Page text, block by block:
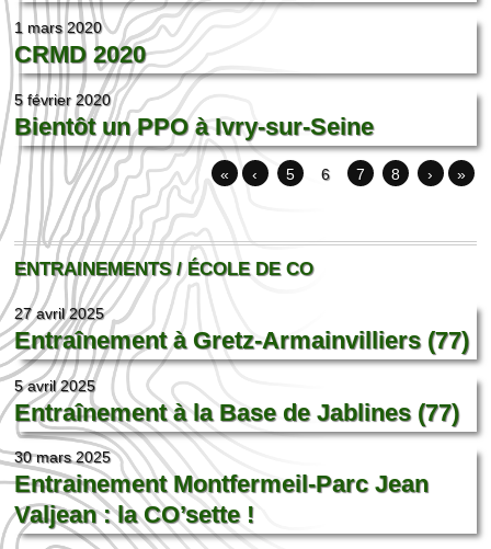
1 mars 2020
CRMD 2020
5 février 2020
Bientôt un PPO à Ivry-sur-Seine
« ‹ 5 6 7 8 › »
ENTRAINEMENTS / ÉCOLE DE CO
27 avril 2025
Entraînement à Gretz-Armainvilliers (77)
5 avril 2025
Entraînement à la Base de Jablines (77)
30 mars 2025
Entrainement Montfermeil-Parc Jean
Valjean : la CO’sette !